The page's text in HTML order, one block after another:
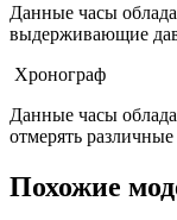
Данные часы
выдерживающие
Хронограф
Данные часы
отмерять
Похожие